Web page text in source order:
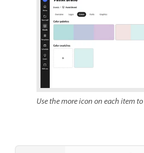
Use the more icon on each item